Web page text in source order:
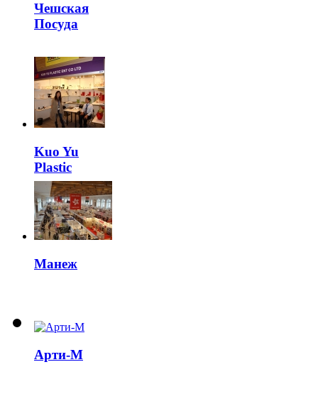
Чешская
Посуда
Kuo Yu
Plastic
Манеж
Арти-М